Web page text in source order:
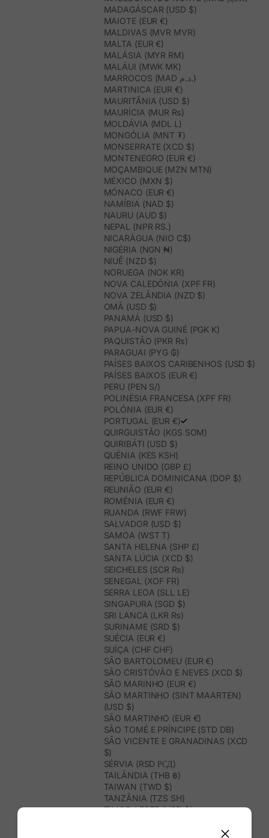
MADAGÁSCAR (USD $)
MAIOTE (EUR €)
MALDIVAS (MVR MVR)
MALTA (EUR €)
MALÁSIA (MYR RM)
MALÁUI (MWK MK)
MARROCOS (MAD د.م.)
MARTINICA (EUR €)
MAURITÂNIA (USD $)
MAURÍCIA (MUR ₨)
MOLDÁVIA (MDL L)
MONGÓLIA (MNT ₮)
MONSERRATE (XCD $)
MONTENEGRO (EUR €)
MOÇAMBIQUE (MZN MTN)
MÉXICO (MXN $)
MÓNACO (EUR €)
NAMÍBIA (NAD $)
NAURU (AUD $)
NEPAL (NPR RS.)
NICARÁGUA (NIO C$)
NIGÉRIA (NGN ₦)
NIUÊ (NZD $)
NORUEGA (NOK KR)
NOVA CALEDÓNIA (XPF FR)
NOVA ZELÂNDIA (NZD $)
OMÃ (USD $)
PANAMÁ (USD $)
PAPUA-NOVA GUINÉ (PGK K)
PAQUISTÃO (PKR ₨)
PARAGUAI (PYG ₲)
PAÍSES BAIXOS CARIBENHOS (USD $)
PAÍSES BAIXOS (EUR €)
PERU (PEN S/)
POLINÉSIA FRANCESA (XPF FR)
POLÓNIA (EUR €)
PORTUGAL (EUR €)
QUIRGUISTÃO (KGS SOM)
QUIRIBÁTI (USD $)
QUÉNIA (KES KSH)
REINO UNIDO (GBP £)
REPÚBLICA DOMINICANA (DOP $)
REUNIÃO (EUR €)
ROMÉNIA (EUR €)
RUANDA (RWF FRW)
SALVADOR (USD $)
SAMOA (WST T)
SANTA HELENA (SHP £)
SANTA LÚCIA (XCD $)
SEICHELES (SCR ₨)
SENEGAL (XOF FR)
SERRA LEOA (SLL LE)
SINGAPURA (SGD $)
SRI LANCA (LKR ₨)
SURINAME (SRD $)
SUÉCIA (EUR €)
SUÍÇA (CHF CHF)
SÃO BARTOLOMEU (EUR €)
SÃO CRISTÓVÃO E NEVES (XCD $)
SÃO MARINHO (EUR €)
SÃO MARTINHO (SINT MAARTEN)
(USD $)
SÃO MARTINHO (EUR €)
SÃO TOMÉ E PRÍNCIPE (STD DB)
SÃO VICENTE E GRANADINAS (XCD
$)
SÉRVIA (RSD РСД)
TAILÂNDIA (THB ฿)
TAIWAN (TWD $)
TANZÂNIA (TZS SH)
TIMOR-LESTE (USD $)